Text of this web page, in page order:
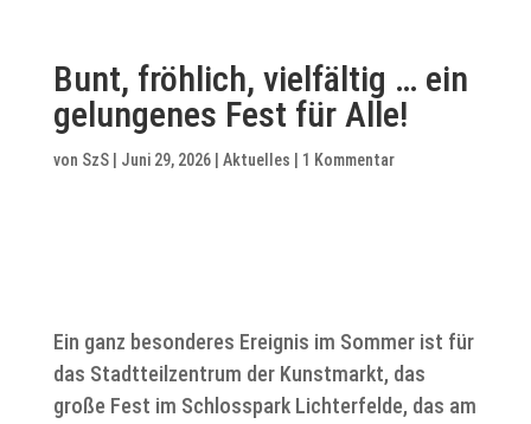
Bunt, fröhlich, vielfältig … ein
gelungenes Fest für Alle!
von SzS| Juni 29, 2026| Aktuelles 1 Kommentar
Ein ganz besonderes Ereignis im Sommer ist für
das Stadtteilzentrum der Kunstmarkt, das
große Fest im Schlosspark Lichterfelde, das am